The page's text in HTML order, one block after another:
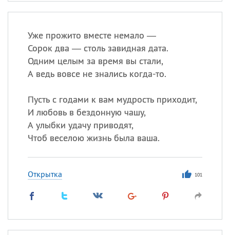
Уже прожито вместе немало —
Сорок два — столь завидная дата.
Одним целым за время вы стали,
А ведь вовсе не знались когда-то.
Пусть с годами к вам мудрость приходит,
И любовь в бездонную чашу,
А улыбки удачу приводят,
Чтоб веселою жизнь была ваша.
Открытка 101